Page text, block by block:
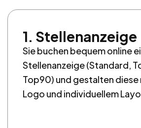
1. Stellenanzeige
Sie buchen bequem online
Stellenanzeige (Standard,
Top90) und gestalten diese
Logo und individuellem